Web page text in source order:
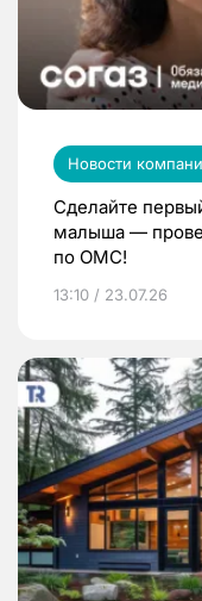
Новости
Сделайте
малыша —
по ОМС!
13:10 / 23.07.26